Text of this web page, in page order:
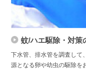
蚊/ハエ駆除・対策
下水管、排水管を調査して
源となる卵や幼虫の駆除を